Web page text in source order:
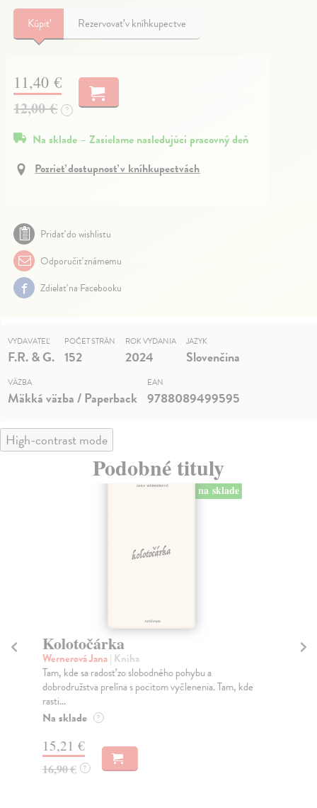
Kúpiť Rezervovať v kníhkupectve
11,40 €
12,00 € ?
Na sklade – Zasielame nasledujúci pracovný deň
Pozrieť dostupnosť v kníhkupectvách
Pridať do wishlistu
Odporučiť známemu
Zdielať na Facebooku
VYDAVATEĽ
F.R. & G.
POČET STRÁN
152
ROK VYDANIA
2024
JAZYK
Slovenčina
VÄZBA
Mäkká väzba / Paperback
EAN
9788089499595
High-contrast mode
Podobné tituly
na sklade
Kolotočárka
Wernerová Jana| Kniha
Tam, kde sa radosť zo slobodného pohybu a
dobrodružstva prelína s pocitom vyčlenenia. Tam, kde
rasti...
Na sklade ?
15,21 €
16,90 € ?